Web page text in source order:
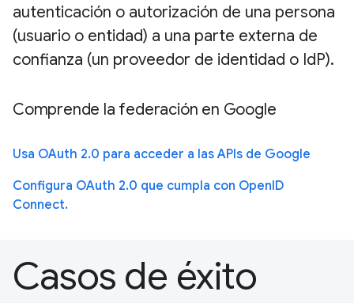
autenticación o autorización de una persona
(usuario o entidad) a una parte externa de
confianza (un proveedor de identidad o IdP).
Comprende la federación en Google
Usa OAuth 2.0 para acceder a las APIs de Google
Configura OAuth 2.0 que cumpla con OpenID
Connect.
Casos de éxito